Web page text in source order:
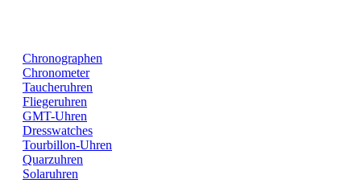
Chronographen
Chronometer
Taucheruhren
Fliegeruhren
GMT-Uhren
Dresswatches
Tourbillon-Uhren
Quarzuhren
Solaruhren